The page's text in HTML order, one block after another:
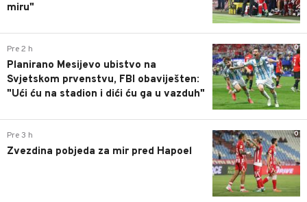
miru"
0
Pre 2 h
Planirano Mesijevo ubistvo na
Svjetskom prvenstvu, FBI obaviješten:
"Ući ću na stadion i dići ću ga u vazduh"
0
Pre 3 h
Zvezdina pobjeda za mir pred Hapoel